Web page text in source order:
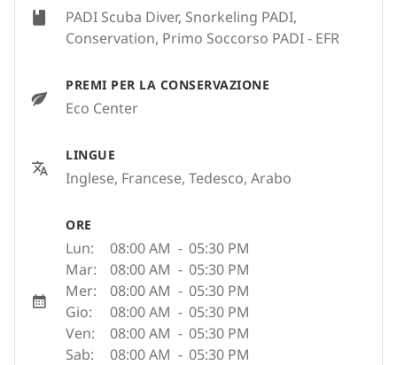
PADI Scuba Diver, Snorkeling PADI,
Conservation, Primo Soccorso PADI - EFR
PREMI PER LA CONSERVAZIONE
Eco Center
LINGUE
Inglese, Francese, Tedesco, Arabo
ORE
Lun: 08:00 AM - 05:30 PM
Mar:
08:00 AM - 05:30 PM
Mer:
08:00 AM - 05:30 PM
Gio:
08:00 AM - 05:30 PM
Ven:
08:00 AM - 05:30 PM
Sab:
08:00 AM - 05:30 PM